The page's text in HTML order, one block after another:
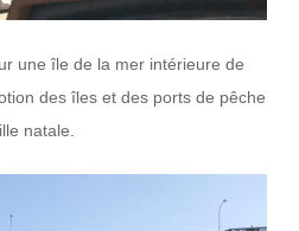
une île de la mer intérieure de
des îles et des ports de pêche
natale.